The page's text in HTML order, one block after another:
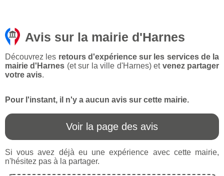
Avis sur la mairie d'Harnes
Découvrez les retours d'expérience sur les services de la
mairie d'Harnes (et sur la ville d'Harnes) et venez partager
votre avis.
Pour l'instant, il n'y a aucun avis sur cette mairie.
Voir la page des avis
Si vous avez déjà eu une expérience avec cette mairie,
n'hésitez pas à la partager.